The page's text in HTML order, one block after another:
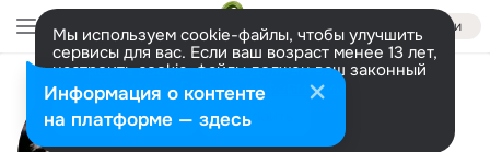
Войти
Мы используем cookie-файлы, чтобы улучшить
сервисы для вас. Если ваш возраст менее 13 лет,
настроить cookie-файлы должен ваш законный
представитель. Больше информации
Разрешить все Настроить
Исполнитель
Mantesam
Информация о контенте
на платформе — здесь